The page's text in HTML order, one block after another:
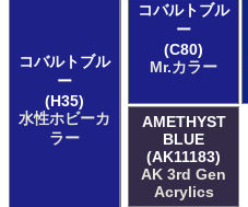
コバルトブル
ー
(H35)
水性ホビーカ
ラー
コバルトブル
ー
(C80)
Mr.カラー
AMETHYST
BLUE
(AK11183)
AK 3rd Gen
Acrylics